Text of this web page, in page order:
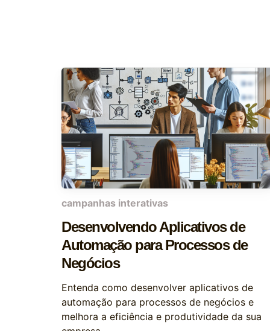
campanhas interativas
Desenvolvendo Aplicativos de
Automação para Processos de
Negócios
Entenda como desenvolver aplicativos de
automação para processos de negócios e
melhora a eficiência e produtividade da sua